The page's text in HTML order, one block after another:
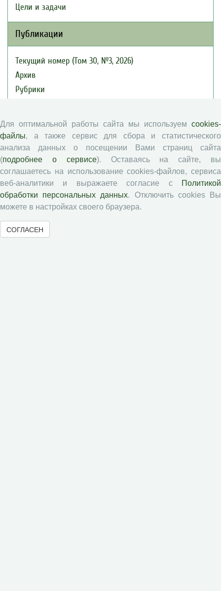
Цели и задачи
Публикации
Текущий номер (Том 30, №3, 2026)
Архив
Рубрики
Подборка статей
Авторам
Правила для авторов
Типовой лицензионный договор
Согласие на обработку персональных данных
Для оптимальной работы сайта мы используем cookies-
файлы, а также сервис для сбора и статистического
анализа данных о посещении Вами страниц сайта
(подробнее о сервисе). Оставаясь на сайте, вы
соглашаетесь на использование cookies-файлов, сервиса
веб-аналитики и выражаете согласие с
Политикой
обработки персональных данных. Отключить cookies Вы
можете в настройках своего браузера.
СОГЛАСЕН